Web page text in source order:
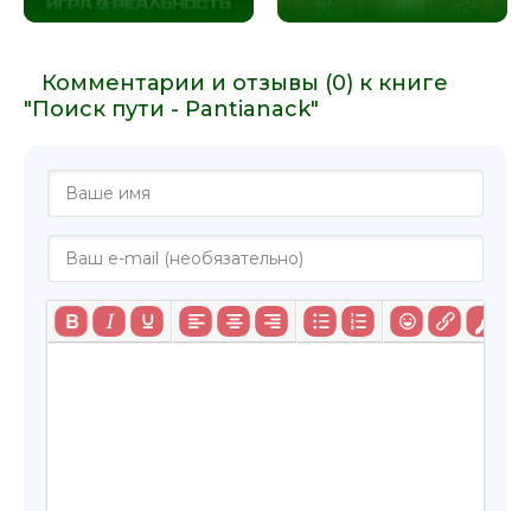
Комментарии и отзывы (0) к книге
"Поиск пути - Pantianack"